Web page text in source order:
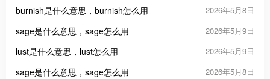
burnish是什么意思，burnish怎么用 2026年5月8日
sage是什么意思，sage怎么用 2026年5月9日
lust是什么意思，lust怎么用 2026年5月9日
sage是什么意思，sage怎么用 2026年5月8日